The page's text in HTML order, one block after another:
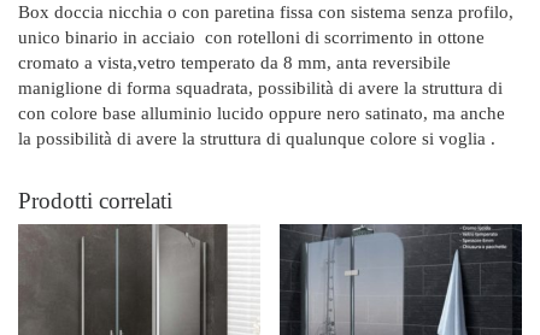
Box doccia nicchia o con paretina fissa con sistema senza profilo,
unico binario in acciaio con rotelloni di scorrimento in ottone
cromato a vista,vetro temperato da 8 mm, anta reversibile
maniglione di forma squadrata, possibilità di avere la struttura di
con colore base alluminio lucido oppure nero satinato, ma anche
la possibilità di avere la struttura di qualunque colore si voglia .
Prodotti correlati